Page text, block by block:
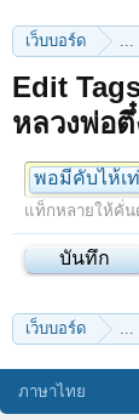
เว็บบอร์ด ...
Edit
หลวงพ่อ
พอมีคับไห้เ
แท็กหลายให้คั่น
เว็บบอร์ด ...
ภาษาไทย